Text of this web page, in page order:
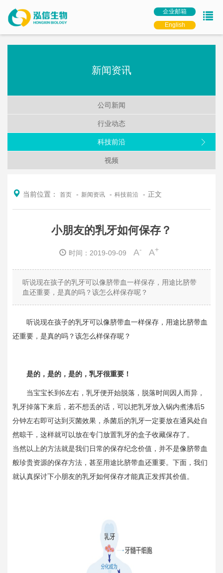
企业邮箱
English
新闻资讯
公司新闻
行业动态
科技前沿
视频
当前位置： 首页 新闻资讯 科技前沿 正文
小朋友的乳牙如何保存？
时间：2019-09-09 A- A+
听说现在孩子的乳牙可以像脐带血一样保存，用途比脐带
血还重要，是真的吗？该怎么样保存呢？
听说现在孩子的乳牙可以像脐带血一样保存，用途比脐带血
还重要，是真的吗？该怎么样保存呢？
是的，是的，是的，乳牙很重要！
当宝宝长到6左右，乳牙便开始脱落，脱落时间因人而异，
乳牙掉落下来后，若不想丢的话，可以把乳牙放入锅内煮沸后5
分钟左右即可达到灭菌效果，杀菌后的乳牙一定要放在通风处自
然晾干，这样就可以放在专门放置乳牙的盒子收藏保存了。
当然以上的方法就是我们日常的保存纪念价值，并不是像脐带血
般珍贵资源的保存方法，甚至用途比脐带血还重要。下面，我们
就认真探讨下小朋友的乳牙如何保存才能真正发挥其价值。